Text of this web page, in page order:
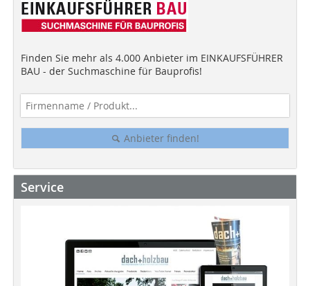
Finden Sie mehr als 4.000 Anbieter im EINKAUFSFÜHRER
BAU - der Suchmaschine für Bauprofis!
Anbieter finden!
Service